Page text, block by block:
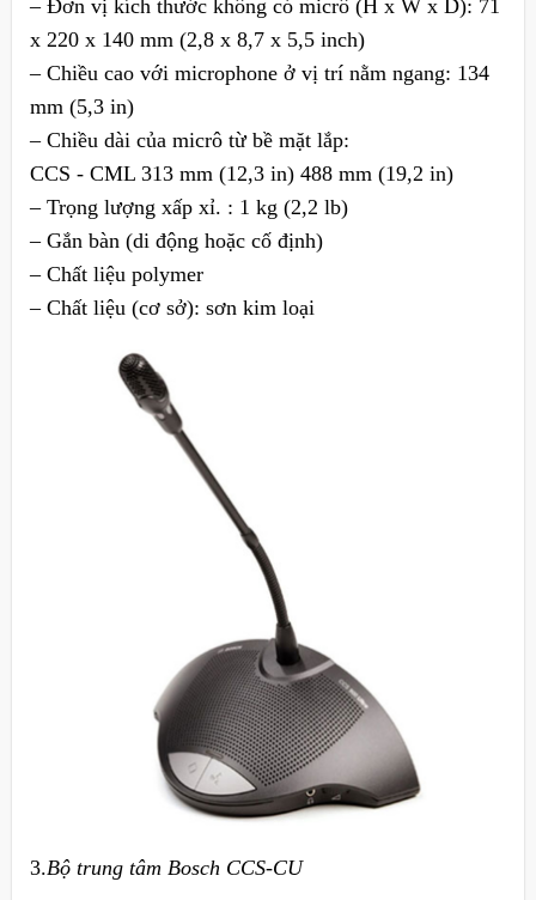
– Đơn vị kích thước không có micrô (H x W x D): 71
x 220 x 140 mm (2,8 x 8,7 x 5,5 inch)
– Chiều cao với microphone ở vị trí nằm ngang: 134
mm (5,3 in)
– Chiều dài của micrô từ bề mặt lắp:
CCS ‑ CML 313 mm (12,3 in) 488 mm (19,2 in)
– Trọng lượng xấp xỉ. : 1 kg (2,2 lb)
– Gắn bàn (di động hoặc cố định)
– Chất liệu polymer
– Chất liệu (cơ sở): sơn kim loại
3.Bộ trung tâm Bosch CCS-CU